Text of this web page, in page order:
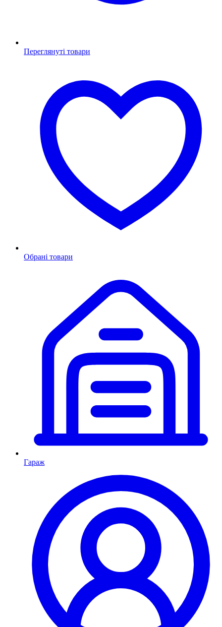
Переглянуті товари
Обрані товари
Гараж